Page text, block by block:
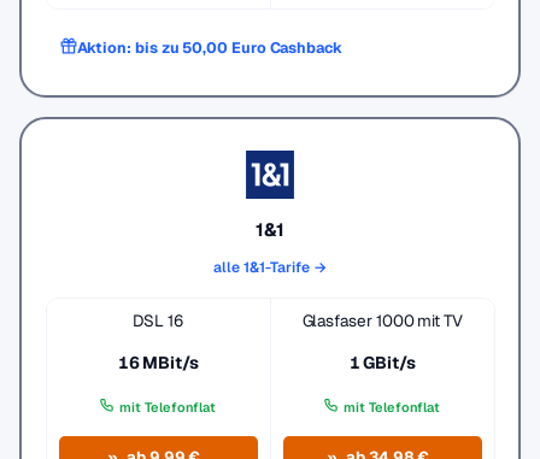
Aktion: bis zu 50,00 Euro Cashback
1&1
alle 1&1-Tarife →
DSL 16
16 MBit/s
mit Telefonflat
Glasfaser 1000 mit TV
1 GBit/s
mit Telefonflat